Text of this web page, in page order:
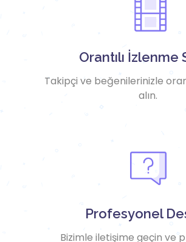
Orantılı İzlenme
Takipçi ve beğenilerinizle
alın.
Profesyonel
Bizimle iletişime geçin ve